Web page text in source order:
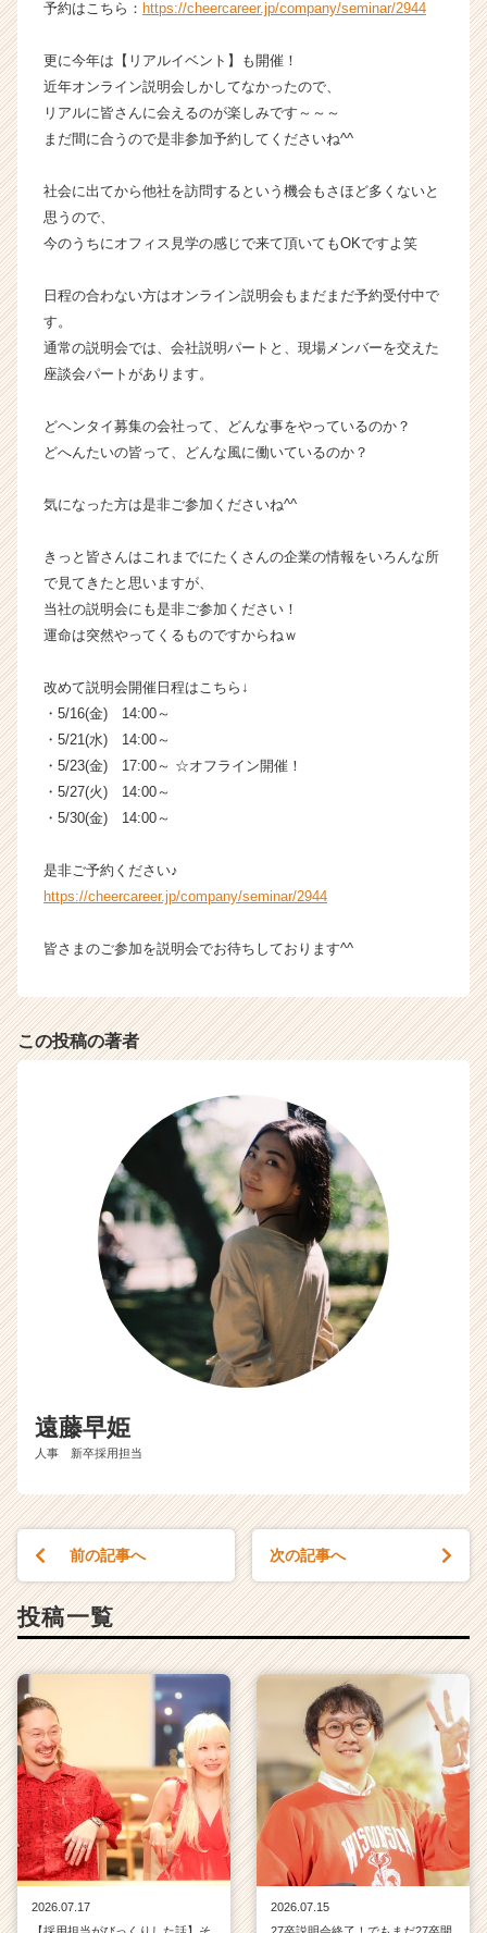
ャ
ー・
成
長
業
ス
ウ
が
届
活
サ
ト
ア
キ
リ
ア
h
r
r）
予約はこちら： https://cheercareer.jp/company/seminar/2944
更に今年は【リアルイベント】も開催！
近年オンライン説明会しかしてなかったので、
リアルに皆さんに会えるのが楽しみです～～～
まだ間に合うので是非参加予約してくださいね^^
社会に出てから他社を訪問するという機会もさほど多くないと
思うので、
今のうちにオフィス見学の感じで来て頂いてもOKですよ笑
日程の合わない方はオンライン説明会もまだまだ予約受付中で
す。
通常の説明会では、会社説明パートと、現場メンバーを交えた
座談会パートがあります。
どヘンタイ募集の会社って、どんな事をやっているのか？
どへんたいの皆って、どんな風に働いているのか？
気になった方は是非ご参加くださいね^^
きっと皆さんはこれまでにたくさんの企業の情報をいろんな所
で見てきたと思いますが、
当社の説明会にも是非ご参加ください！
運命は突然やってくるものですからねｗ
改めて説明会開催日程はこちら↓
・5/16(金) 14:00～
・5/21(水) 14:00～
・5/23(金) 17:00～ ☆オフライン開催！
・5/27(火) 14:00～
・5/30(金) 14:00～
是非ご予約ください♪
https://cheercareer.jp/company/seminar/2944
皆さまのご参加を説明会でお待ちしております^^
この投稿の著者
遠藤早姫
人事 新卒採用担当
前の記事へ 次の記事へ
投稿一覧
2026.07.17
2026.07.15